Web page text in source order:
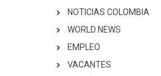
NOTICIAS COLOMBIA
WORLD NEWS
EMPLEO
VACANTES